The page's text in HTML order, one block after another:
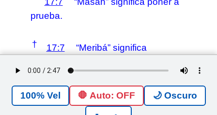
prueba.
† 17:7
“Meribá” significa
‡ 17:15 En hebreo, Yahvé Nissi.
🛑 Auto: OFF 🌙 Oscuro